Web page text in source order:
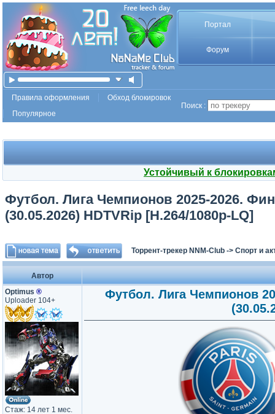
Портал
Форум
Правила оформления
Обход блокировок
Популярное
Поиск :
Устойчивый к
Футбол. Лига Чемпионов 2025-2026.
(30.05.2026) HDTVRip [H.264/1080p-LQ]
Торрент-трекер NNM-Club -> Спорт и
Автор
Optimus ®
Uploader 104+
Стаж: 14 лет 1 мес.
Футбол. Лига Чемпионов